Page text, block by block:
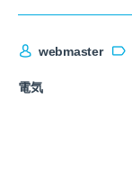
webmaster
電気